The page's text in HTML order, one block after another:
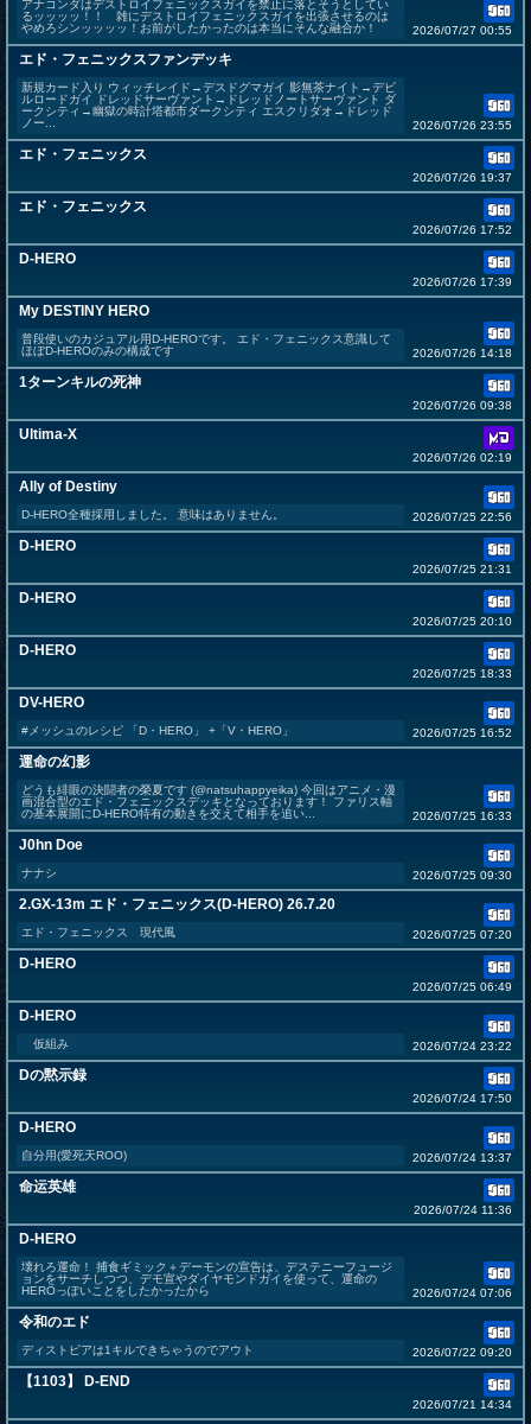
アナコンダはデストロイフェニックスガイを禁止に落とそうとしてい
るッッッッ！！ 雑にデストロイフェニックスガイを出張させるのは
やめろシンッッッッ！お前がしたかったのは本当にそんな融合か！
2026/07/27 00:55
エド・フェニックスファンデッキ
新規カード入り ウィッチレイド→デスドグマガイ 影無茶ナイト→デビ
ルロードガイ ドレッドサーヴァント→ドレッドノートサーヴァント ダ
ークシティ→幽獄の時計塔都市ダークシティ エスクリダオ→ドレッド
ノー...
2026/07/26 23:55
エド・フェニックス
2026/07/26 19:37
エド・フェニックス
2026/07/26 17:52
D-HERO
2026/07/26 17:39
My DESTINY HERO
普段使いのカジュアル用D-HEROです。 エド・フェニックス意識して
ほぼD-HEROのみの構成です
2026/07/26 14:18
1ターンキルの死神
2026/07/26 09:38
Ultima-X
2026/07/26 02:19
Ally of Destiny
D-HERO全種採用しました。 意味はありません。 2026/07/25 22:56
D-HERO
2026/07/25 21:31
D-HERO
2026/07/25 20:10
D-HERO
2026/07/25 18:33
DV-HERO
#メッシュのレシピ 「D・HERO」 +「V・HERO」 2026/07/25 16:52
運命の幻影
どうも緋眼の決闘者の榮夏です (@natsuhappyeika) 今回はアニメ・漫
画混合型のエド・フェニックスデッキとなっております！ ファリス軸
の基本展開にD-HERO特有の動きを交えて相手を追い...
2026/07/25 16:33
J0hn Doe
ナナシ 2026/07/25 09:30
2.GX-13m エド・フェニックス(D-HERO) 26.7.20
エド・フェニックス 現代風 2026/07/25 07:20
D-HERO
2026/07/25 06:49
D-HERO
仮組み 2026/07/24 23:22
Dの黙示録
2026/07/24 17:50
D-HERO
自分用(愛死天ROO) 2026/07/24 13:37
命运英雄
2026/07/24 11:36
D-HERO
壊れろ運命！ 捕食ギミック＋デーモンの宣告は、デステニーフュージ
ョンをサーチしつつ、デモ宣やダイヤモンドガイを使って、運命の
HEROっぽいことをしたかったから
2026/07/24 07:06
令和のエド
ディストピアは1キルできちゃうのでアウト 2026/07/22 09:20
【1103】 D-END
2026/07/21 14:34